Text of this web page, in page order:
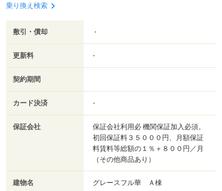
乗り換え検索
敷引・償却 -
更新料 -
契約期間
カード決済 -
保証会社
保証会社利用必 機関保証加入必須。
初回保証料３５０００円、月額保証
料賃料等総額の１％＋８００円／月
（その他商品あり）
建物名 グレースフル華 Ａ棟